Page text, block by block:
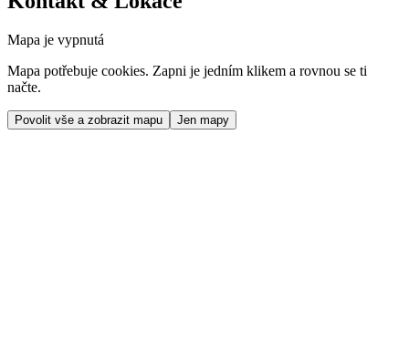
Mapa je vypnutá
Mapa potřebuje cookies. Zapni je jedním klikem a rovnou se ti
načte.
Povolit vše a zobrazit mapu Jen mapy